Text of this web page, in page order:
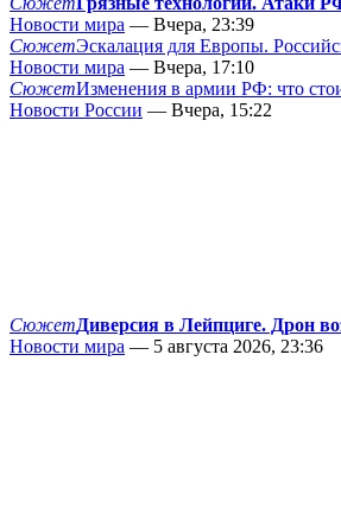
Новости мира — Вчера, 23:39
СюжетЭскалация для Европы.
Новости мира — Вчера, 17:10
СюжетИзменения в армии РФ: что
Новости России — Вчера, 15:22
СюжетДиверсия в Лейпциге. Дрон
Новости мира — 5 августа 2026, 23:36